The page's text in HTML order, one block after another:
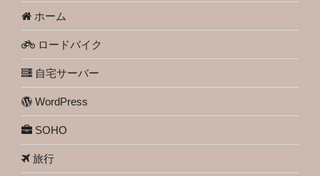
ホーム
ロードバイク
自宅サーバー
WordPress
SOHO
旅行